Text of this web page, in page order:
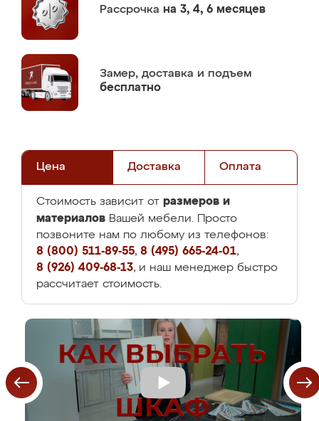
Рассрочка на 3, 4, 6 месяцев
Замер, доставка и подъем
бесплатно
Цена Доставка Оплата
Стоимость зависит от размеров и
материалов Вашей мебели. Просто
позвоните нам по любому из телефонов:
8 (800) 511-89-55, 8 (495) 665-24-01,
8 (926) 409-68-13, и наш менеджер быстро
рассчитает стоимость.